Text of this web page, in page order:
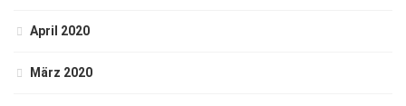
April 2020
März 2020